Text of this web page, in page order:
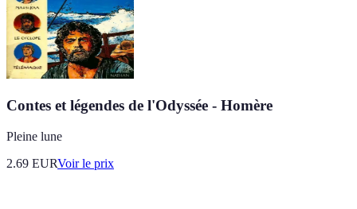
Contes et légendes de l'Odyssée - Homère
Pleine lune
2.69 EURVoir le prix